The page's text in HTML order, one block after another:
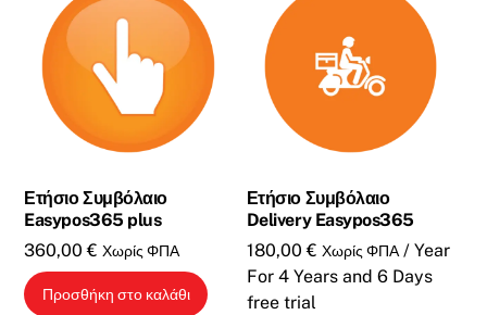
Ετήσιο Συμβόλαιο
Easypos365 plus
360,00€ Χωρίς ΦΠΑ
Προσθήκη στο καλάθι
Ετήσιο Συμβόλαιο
Delivery Easypos365
180,00€ Χωρίς ΦΠΑ/ Year
For 4 Years and 6 Days
free trial